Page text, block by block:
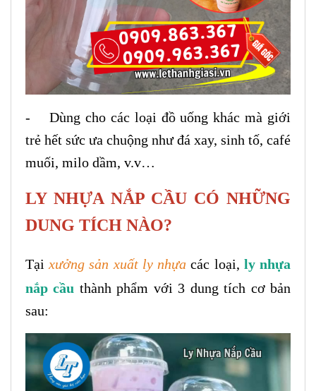
- Dùng cho các loại đồ uống khác mà giới
trẻ hết sức ưa chuộng như đá xay, sinh tố, café
muối, milo dầm, v.v…
LY NHỰA NẮP CẦU CÓ NHỮNG
DUNG TÍCH NÀO?
Tại xưởng sản xuất ly nhựa các loại, ly nhựa
nắp cầu thành phẩm với 3 dung tích cơ bản
sau: